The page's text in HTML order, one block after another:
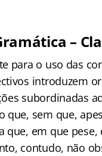
–
para o uso das
introduzem
subordinadas
que, sem que,
que, em que
contudo, não